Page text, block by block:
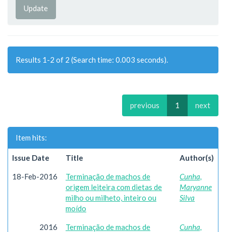
Results 1-2 of 2 (Search time: 0.003 seconds).
previous 1 next
Item hits:
Issue Date Title Author(s)
18-Feb-2016
Terminação de machos de
origem leiteira com dietas de
milho ou milheto, inteiro ou
moído
Cunha,
Maryanne
Silva
2016
Terminação de machos de
Cunha,